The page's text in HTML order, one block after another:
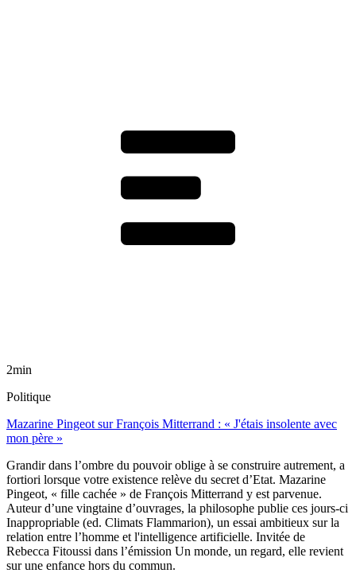
2min
Politique
Mazarine Pingeot sur François Mitterrand : « J'étais insolente avec
mon père »
Grandir dans l’ombre du pouvoir oblige à se construire autrement, a
fortiori lorsque votre existence relève du secret d’Etat. Mazarine
Pingeot, « fille cachée » de François Mitterrand y est parvenue.
Auteur d’une vingtaine d’ouvrages, la philosophe publie ces jours-ci
Inappropriable (ed. Climats Flammarion), un essai ambitieux sur la
relation entre l’homme et l'intelligence artificielle. Invitée de
Rebecca Fitoussi dans l’émission Un monde, un regard, elle revient
sur une enfance hors du commun.